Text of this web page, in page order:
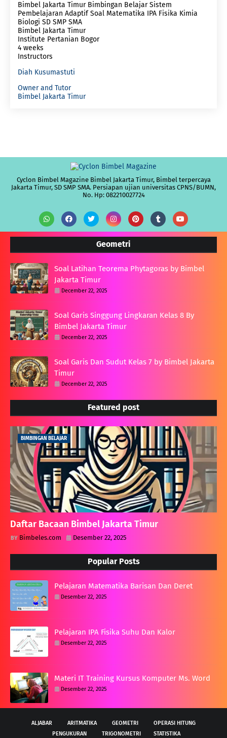
Bimbel Jakarta Timur Bimbingan Belajar Sistem
Pembelajaran Adaptif Soal Matematika IPA Fisika Kimia
Biologi SD SMP SMA
Bimbel Jakarta Timur
Institute Pertanian Bogor
4 weeks
Instructors
Diah Kusumastuti
Owner and Tutor
Bimbel Jakarta Timur
Cyclon Bimbel Magazine Bimbel Jakarta Timur, Bimbel terpercaya
Jakarta Timur, SD SMP SMA. Persiapan ujian universitas CPNS/BUMN,
No. Hp: 082210027724
Geometri
Soal Latihan Teorema Phytagoras by Bimbel
Jakarta Timur
December 22, 2025
Soal Garis Singgung Lingkaran Kelas 8 By
Bimbel Jakarta Timur
December 22, 2025
Soal Garis Dan Sudut Kelas 7 by Bimbel Jakarta
Timur
December 22, 2025
Featured post
BIMBINGAN BELAJAR
Daftar Bacaan Bimbel Jakarta Timur
Bimbeles.com Desember 22, 2025
Popular Posts
Pelajaran Matematika Barisan Dan Deret
Desember 22, 2025
Pelajaran IPA Fisika Suhu Dan Kalor
Desember 22, 2025
Materi IT Training Kursus Komputer Ms. Word
Desember 22, 2025
ALJABAR ARITMATIKA GEOMETRI
OPERASI HITUNG
PENGUKURAN
TRIGONOMETRI STATISTIKA